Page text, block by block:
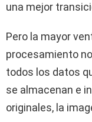
una mejor
Pero la mayor
procesamiento
todos los datos
se almacenan e
originales, la